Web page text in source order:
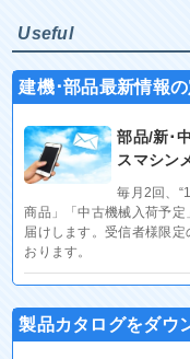
Useful
建機･部品最新情報
部品/新･
スマシン
毎月2回、
商品」「中古機械入荷予
届けします。受信者様限
おります。
製品カタログをダウ